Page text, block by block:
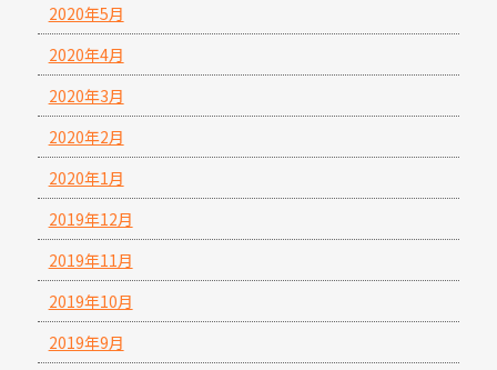
2020年5月
2020年4月
2020年3月
2020年2月
2020年1月
2019年12月
2019年11月
2019年10月
2019年9月